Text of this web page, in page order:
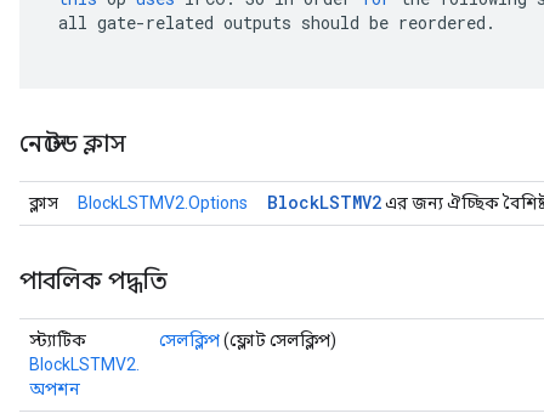
all gate-related outputs should be reordered .
নেস্টেড ক্লাস
ক্লাস BlockLSTMV2.Options BlockLSTMV2এর জন্য ঐচ্ছিক
পাবলিক পদ্ধতি
স্ট্যাটিক
BlockLSTMV2.
অপশন
সেলক্লিপ(ফ্লোট সেলক্লিপ)